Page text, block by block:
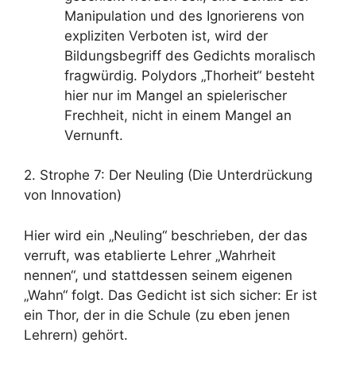
Manipulation und des Ignorierens von
expliziten Verboten ist, wird der
Bildungsbegriff des Gedichts moralisch
fragwürdig. Polydors „Thorheit“ besteht
hier nur im Mangel an spielerischer
Frechheit, nicht in einem Mangel an
Vernunft.
2. Strophe 7: Der Neuling (Die Unterdrückung
von Innovation)
Hier wird ein „Neuling“ beschrieben, der das
verruft, was etablierte Lehrer „Wahrheit
nennen“, und stattdessen seinem eigenen
„Wahn“ folgt. Das Gedicht ist sich sicher: Er ist
ein Thor, der in die Schule (zu eben jenen
Lehrern) gehört.